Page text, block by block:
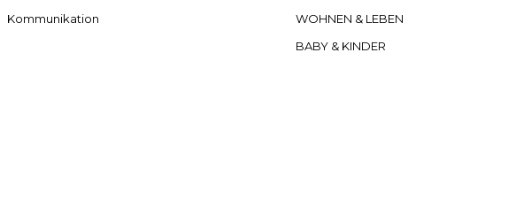
Kommunikation
WOHNEN & LEBEN
BABY & KINDER